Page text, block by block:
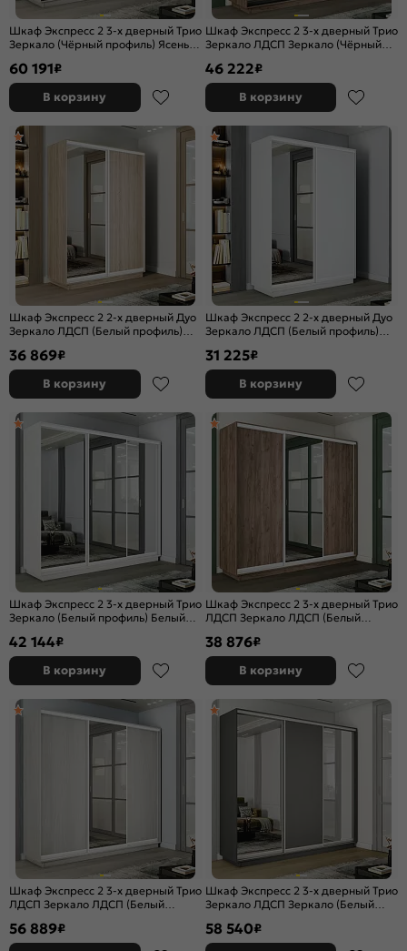
Шкаф Экспресс 2 3-х дверный Трио
Зеркало (Чёрный профиль) Ясень
60 191₽
В корзину
Шкаф Экспресс 2 3-х дверный Трио
Зеркало ЛДСП Зеркало (Чёрный
2100x2200x450
46 222₽
В корзину
Шкаф Экспресс 2 2-х дверный Дуо
Зеркало ЛДСП (Белый профиль)
36 869₽
В корзину
Шкаф Экспресс 2 2-х дверный Дуо
Зеркало ЛДСП (Белый профиль)
31 225₽
В корзину
Шкаф Экспресс 2 3-х дверный Трио
Зеркало (Белый профиль) Белый
42 144₽
В корзину
Шкаф Экспресс 2 3-х дверный Трио
ЛДСП Зеркало ЛДСП (Белый
1800x2200x450
38 876₽
В корзину
Шкаф Экспресс 2 3-х дверный Трио
ЛДСП Зеркало ЛДСП (Белый
2400x2400x450
56 889₽
Шкаф Экспресс 2 3-х дверный Трио
Зеркало ЛДСП Зеркало (Белый
2400x2400x450
58 540₽